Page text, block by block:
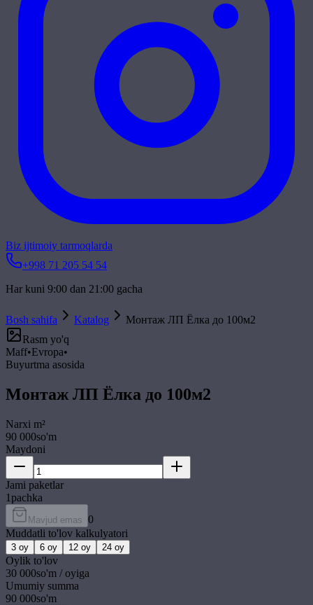
Biz ijtimoiy tarmoqlarda
+998 71 205 54 54
Har kuni 9:00 dan 21:00 gacha
Bosh sahifa Katalog
Монтаж ЛП Ёлка до 100м2
Rasm yo'q
Maff•Evropa•
Buyurtma asosida
Монтаж ЛП Ёлка до 100м2
Narxi m²
90 000so'm
Maydoni
Jami paketlar
1pachka
Mavjud emas 0
Muddatli to'lov kalkulyatori
3 oy 6 oy 12 oy 24 oy
Oylik to'lov
30 000so'm / oyiga
Umumiy summa
90 000so'm